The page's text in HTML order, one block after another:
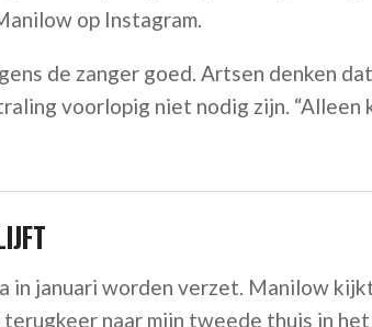
op Instagram.
de zanger goed. Artsen denken
voorlopig niet nodig zijn. “Alleen
januari worden verzet. Manilow
naar mijn tweede thuis in